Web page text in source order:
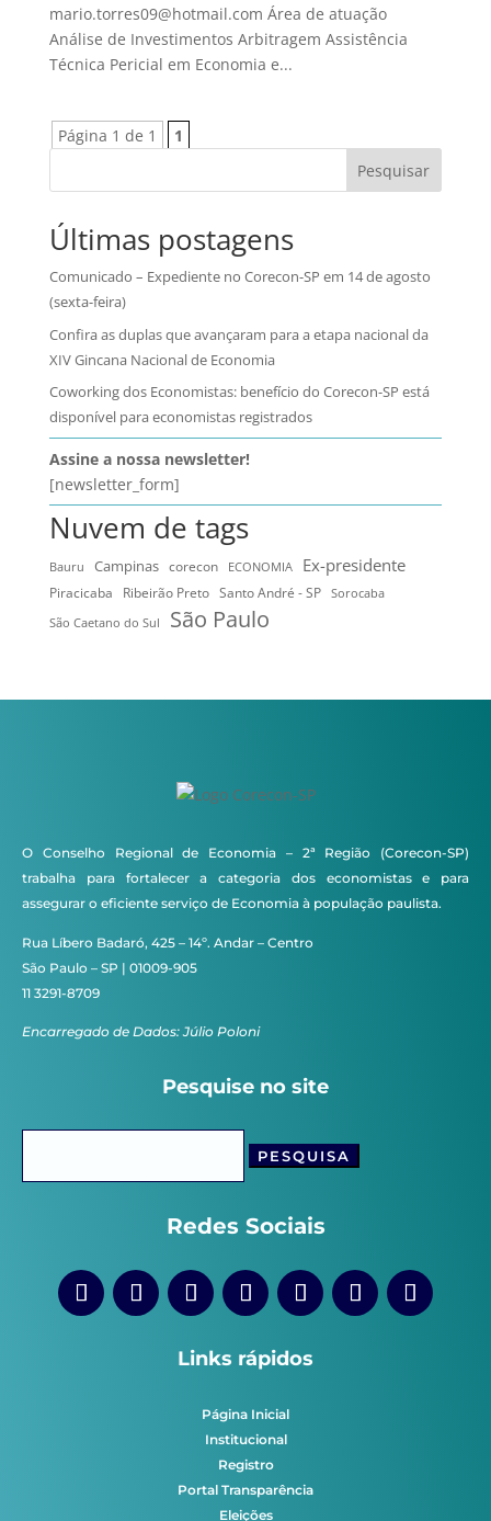
mario.torres09@hotmail.com Área de atuação
Análise de Investimentos Arbitragem Assistência
Técnica Pericial em Economia e...
Página 1 de 1
1
Pesquisar
Últimas postagens
Comunicado – Expediente no Corecon-SP em 14 de agosto
(sexta-feira)
Confira as duplas que avançaram para a etapa nacional da
XIV Gincana Nacional de Economia
Coworking dos Economistas: benefício do Corecon-SP está
disponível para economistas registrados
Assine a nossa newsletter!
[newsletter_form]
Nuvem de tags
Bauru Campinas corecon ECONOMIA Ex-presidente
Piracicaba Ribeirão Preto Santo André - SP
Sorocaba
São Caetano do Sul
São Paulo
O Conselho Regional de Economia – 2ª Região (Corecon-SP)
trabalha para fortalecer a categoria dos economistas e para
assegurar o eficiente serviço de Economia à população paulista.
Rua Líbero Badaró, 425 – 14º. Andar – Centro
São Paulo – SP | 01009-905
11 3291-8709
Encarregado de Dados: Júlio Poloni
Pesquise no site
Redes Sociais
Links rápidos
Página Inicial
Institucional
Registro
Portal Transparência
Eleições